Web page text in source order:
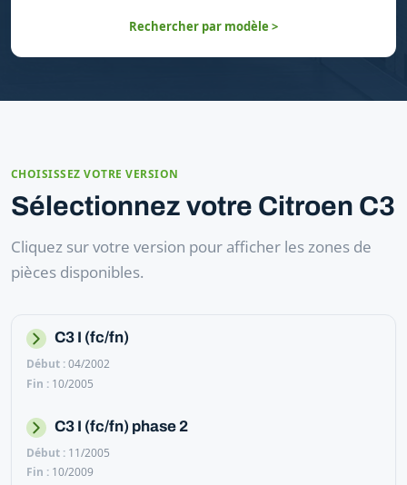
Rechercher par modèle >
CHOISISSEZ VOTRE VERSION
Sélectionnez votre Citroen C3
Cliquez sur votre version pour afficher les zones de
pièces disponibles.
C3 I (fc/fn)
04/2002
10/2005
C3 I (fc/fn) phase 2
11/2005
10/2009